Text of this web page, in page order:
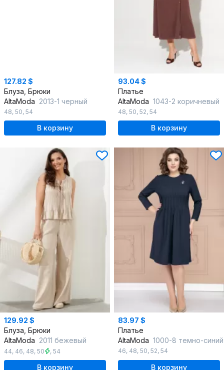
127.82 $
Блуза, Брюки
AltaModa 2013-1 черный
48, 50, 54
В корзину
93.04 $
Платье
AltaModa 1043-2 коричневый
48, 50, 52, 54
В корзину
129.92 $
Блуза, Брюки
AltaModa 2011 бежевый
44, 46, 48, 50 , 54
В корзину
83.97 $
Платье
AltaModa 1000-8 темно-синий
46, 48, 50, 52, 54
В корзину